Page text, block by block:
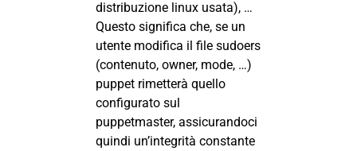
distribuzione linux usata), …
Questo significa che, se un
utente modifica il file sudoers
(contenuto, owner, mode, …)
puppet rimetterà quello
configurato sul
puppetmaster, assicurandoci
quindi un’integrità constante